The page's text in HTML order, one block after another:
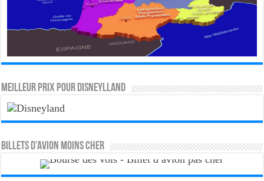
MEILLEUR PRIX POUR DISNEYLLAND
Billets d’avion moins cher